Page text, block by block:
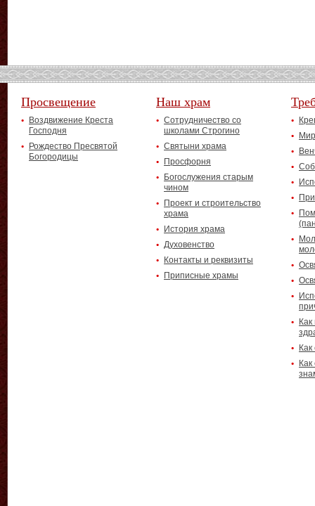
Просвещение
Воздвижение Креста
Господня
Рождество Пресвятой
Богородицы
Наш храм
Сотрудничество со
школами Строгино
Святыни храма
Просфорня
Богослужения старым
чином
Проект и строительство
храма
История храма
Духовенство
Контакты и реквизиты
Приписные храмы
Как